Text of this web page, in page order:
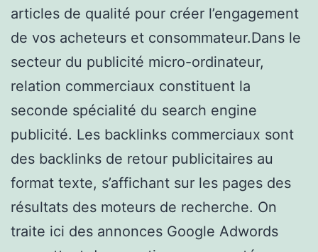
articles de qualité pour créer l’engagement
de vos acheteurs et consommateur.Dans le
secteur du publicité micro-ordinateur,
relation commerciaux constituent la
seconde spécialité du search engine
publicité. Les backlinks commerciaux sont
des backlinks de retour publicitaires au
format texte, s’affichant sur les pages des
résultats des moteurs de recherche. On
traite ici des annonces Google Adwords